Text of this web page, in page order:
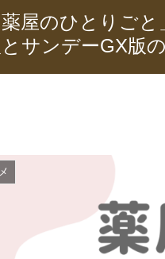
薬屋のひとりご
サンデーGX版